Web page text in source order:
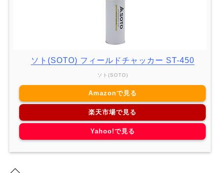
ソト(SOTO) フィールドチャッカー ST-450
ソト(SOTO)
Amazonで見る
楽天市場で見る
Yahoo!で見る